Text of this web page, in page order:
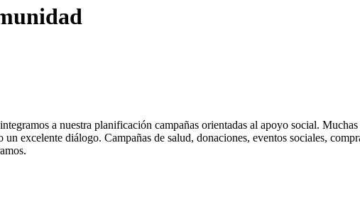
a nuestra planificación campañas orientadas al apoyo social.
excelente diálogo. Campañas de salud, donaciones, eventos sociales,